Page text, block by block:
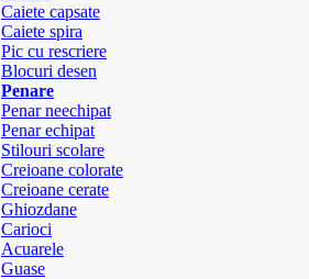
Caiete capsate
Caiete spira
Pic cu rescriere
Blocuri desen
Penare
Penar neechipat
Penar echipat
Stilouri scolare
Creioane colorate
Creioane cerate
Ghiozdane
Carioci
Acuarele
Guase